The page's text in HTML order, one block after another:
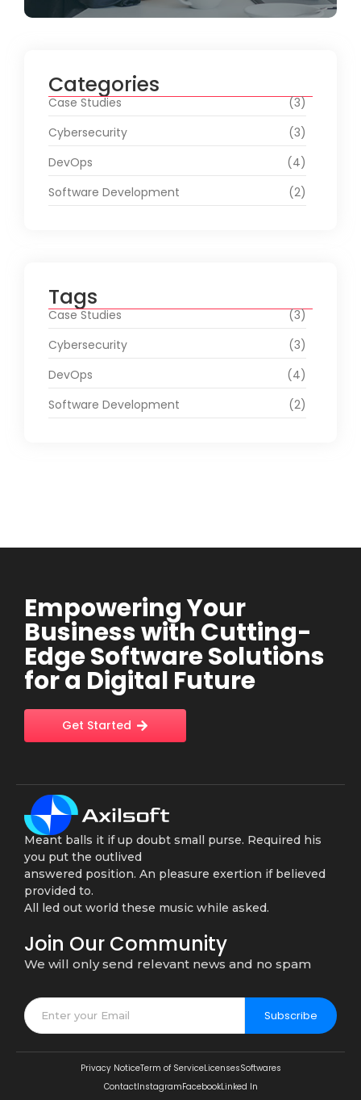
Categories
Case Studies
(3)
Cybersecurity
(3)
DevOps
(4)
Software Development
(2)
Tags
Case Studies
(3)
Cybersecurity
(3)
DevOps
(4)
Software Development
(2)
Empowering Your
Business with Cutting-
Edge Software Solutions
for a Digital Future
Get Started
Meant balls it if up doubt small purse. Required his
you put the outlived
answered position. An pleasure exertion if believed
provided to.
All led out world these music while asked.
Join Our Community
We will only send relevant news and no spam
Subscribe
Privacy NoticeTerm of ServiceLicensesSoftwares
ContactInstagramFacebookLinked In